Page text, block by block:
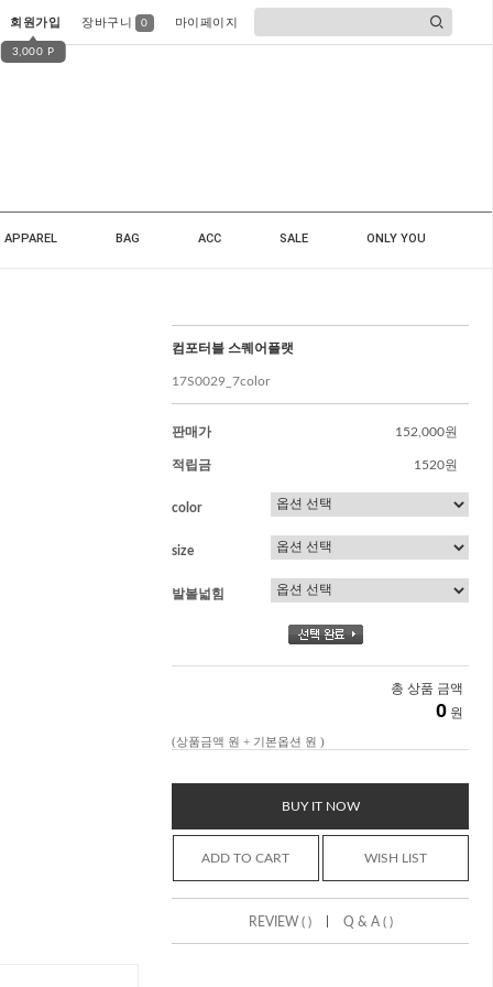
회원가입
3,000 P
장바구니 0 마이페이지
APPAREL BAG ACC SALE ONLY YOU
컴포터블 스퀘어플랫
17S0029_7color
판매가 152,000원
적립금 1520원
color
size
발볼넓힘
총 상품 금액
0 원
(상품금액 원 + 기본옵션 원 )
BUY IT NOW
ADD TO CART WISH LIST
REVIEW ( ) Q & A ( )